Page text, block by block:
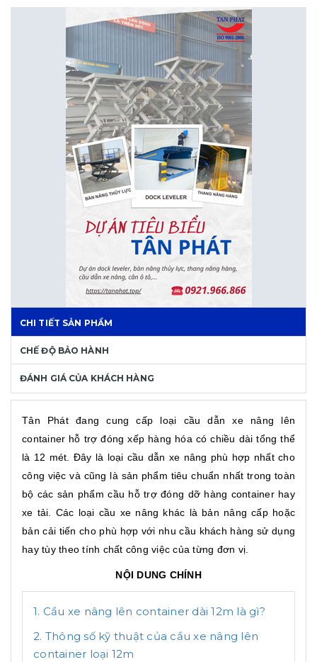
CHI TIẾT SẢN PHẨM
CHẾ ĐỘ BẢO HÀNH
ĐÁNH GIÁ CỦA KHÁCH HÀNG
Tân Phát đang cung cấp loại cầu dẫn xe nâng lên
container hỗ trợ đóng xếp hàng hóa có chiều dài tổng thể
là 12 mét. Đây là loại cầu dẫn xe nâng phù hợp nhất cho
công việc và cũng là sản phẩm tiêu chuẩn nhất trong toàn
bộ các sản phẩm cầu hỗ trợ đóng dỡ hàng container hay
xe tải. Các loại cầu xe nâng khác là bản nâng cấp hoặc
bản cải tiến cho phù hợp với nhu cầu khách hàng sử dụng
hay tùy theo tính chất công việc của từng đơn vị.
NỘI DUNG CHÍNH
1. Cầu xe nâng lên container dài 12m là gì?
2. Thông số kỹ thuật của cầu xe nâng lên
container loại 12m